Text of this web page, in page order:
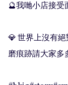
🔮我哋小店接受
💎 世界上沒有
磨痕跡請大家多